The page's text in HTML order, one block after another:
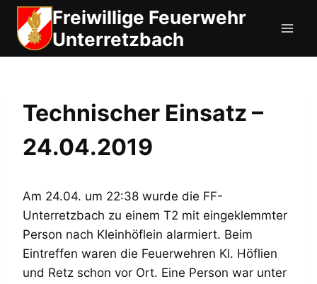
Zum
Inhalt
springen
Freiwillige Feuerwehr
Unterretzbach
Technischer Einsatz –
24.04.2019
Am 24.04. um 22:38 wurde die FF-
Unterretzbach zu einem T2 mit eingeklemmter
Person nach Kleinhöflein alarmiert. Beim
Eintreffen waren die Feuerwehren Kl. Höflien
und Retz schon vor Ort. Eine Person war unter